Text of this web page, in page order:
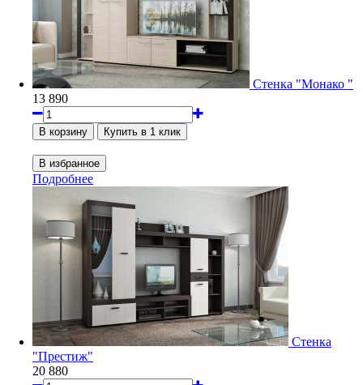
Стенка "Монако "
13 890
Подробнее
Стенка
"Престиж"
20 880